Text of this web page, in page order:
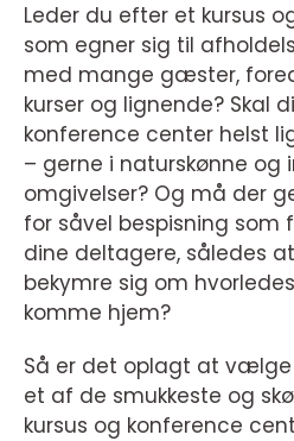
Leder du efter et kursus
som egner sig til
med mange gæster,
kurser og lignende? Skal
konference center helst
– gerne i naturskønne og
omgivelser? Og må der
for såvel bespisning som
dine deltagere, således
bekymre sig om
komme hjem?
Så er det oplagt at vælge
et af de smukkeste og
kursus og konference